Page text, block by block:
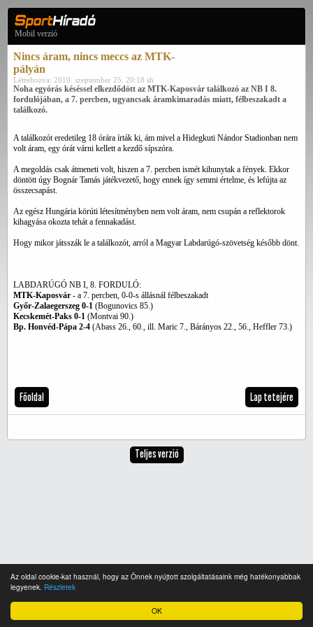
OK
Az oldal cookie-kat használ, hogy az Önnek nyújtott szolgáltatásaink még hatékonyabbak
legyenek. Részletek
Mobil verzió
Nincs áram, nincs meccs az MTK-
pályán
Létrehozva: 2010. szeptember 25. 20:18 sh
Noha egyórás késéssel elkezdődött az MTK-Kaposvár találkozó az NB I 8.
fordulójában, a 7. percben, ugyancsak áramkimaradás miatt, félbeszakadt a
találkozó.
A találkozót eredetileg 18 órára írták ki, ám mivel a Hidegkuti Nándor Stadionban nem
volt áram, egy órát várni kellett a kezdő sípszóra.
A megoldás csak átmeneti volt, hiszen a 7. percben ismét kihunytak a fények. Ekkor
döntött úgy Bognár Tamás játékvezető, hogy ennek így semmi értelme, és lefújta az
összecsapást.
Az egész Hungária körúti létesítményben nem volt áram, nem csupán a reflektorok
kihagyása okozta tehát a fennakadást.
Hogy mikor játsszák le a találkozót, arról a Magyar Labdarúgó-szövetség később dönt.
LABDARÚGÓ NB I, 8. FORDULÓ:
MTK-Kaposvár - a 7. percben, 0-0-s állásnál félbeszakadt
Győr-Zalaegerszeg 0-1 (Bogunovics 85.)
Kecskemét-Paks 0-1 (Montvai 90.)
Bp. Honvéd-Pápa 2-4 (Abass 26., 60., ill. Maric 7., Bárányos 22., 56., Heffler 73.)
Főoldal Lap tetejére
Teljes verzió